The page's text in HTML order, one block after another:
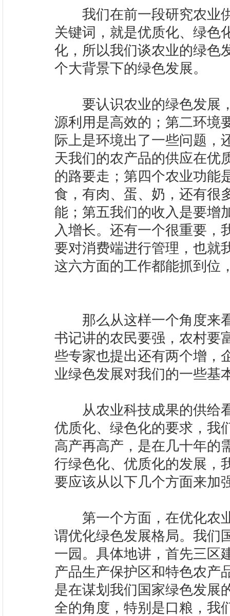
我们在前一段研究农业供
关键词，就是优质化、绿色
化，所以我们谈农业的绿色
个大背景下的绿色发展
要认识农业的绿色发展，
源利用是高效的；第二环境
际上是环境出了一些问题，
天我们的农产品的供应在优
的路要走；第四个农业功能
食，有肉、蛋、奶，还有很
能；第五我们的收入是要增
入增长。还有一个很重要，
要对消费端进行管理，也就
这六方面的工作都能抓到
那么从这样一个角度来看
书记讲的农民要强，农村要
些专家也提出还有两个增，
业绿色发展对我们的一
从农业科技成果的供给看
优质化、绿色化的要求，我
高产再高产，是在几十年的
行绿色化、优质化的发展，
要应该从以下几个方面来加
第一个方面，在优化农业
谓优化绿色发展格局。我们
一园。具体地讲，首先三区
产品生产保护区和特色农产
是在谋划我们国家绿色发展
全的角度，特别是口粮，我